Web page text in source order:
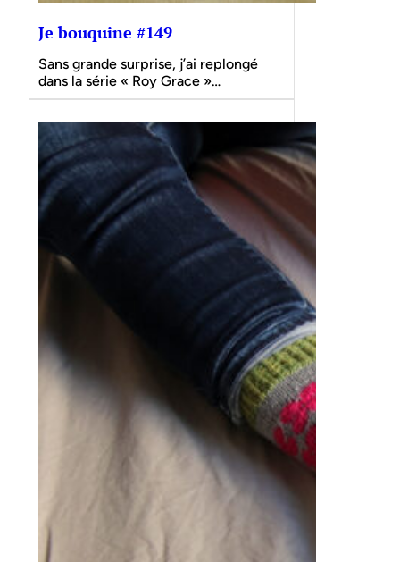
Je bouquine #149
Sans grande surprise, j’ai replongé
dans la série « Roy Grace »…